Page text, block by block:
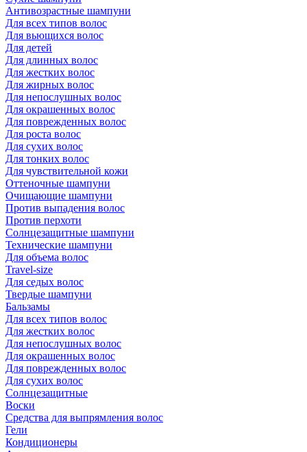
Антивозрастные шампуни
Для всех типов волос
Для вьющихся волос
Для детей
Для длинных волос
Для жестких волос
Для жирных волос
Для непослушных волос
Для окрашенных волос
Для поврежденных волос
Для роста волос
Для сухих волос
Для тонких волос
Для чувствительной кожи
Оттеночные шампуни
Очищающие шампуни
Против выпадения волос
Против перхоти
Солнцезащитные шампуни
Технические шампуни
Для объема волос
Travel-size
Для седых волос
Твердые шампуни
Бальзамы
Для всех типов волос
Для жестких волос
Для непослушных волос
Для окрашенных волос
Для поврежденных волос
Для сухих волос
Солнцезащитные
Воски
Средства для выпрямления волос
Гели
Кондиционеры